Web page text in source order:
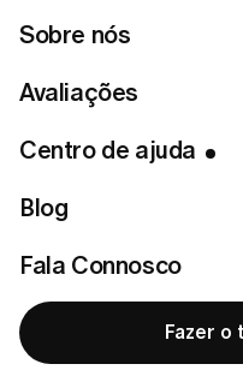
Sobre nós
Avaliações
Centro de ajuda
Blog
Fala Connosco
Fazer o
Related articles
Preciso pagar pelo
O meu pedido está
finalização da compra?
Como recebo as